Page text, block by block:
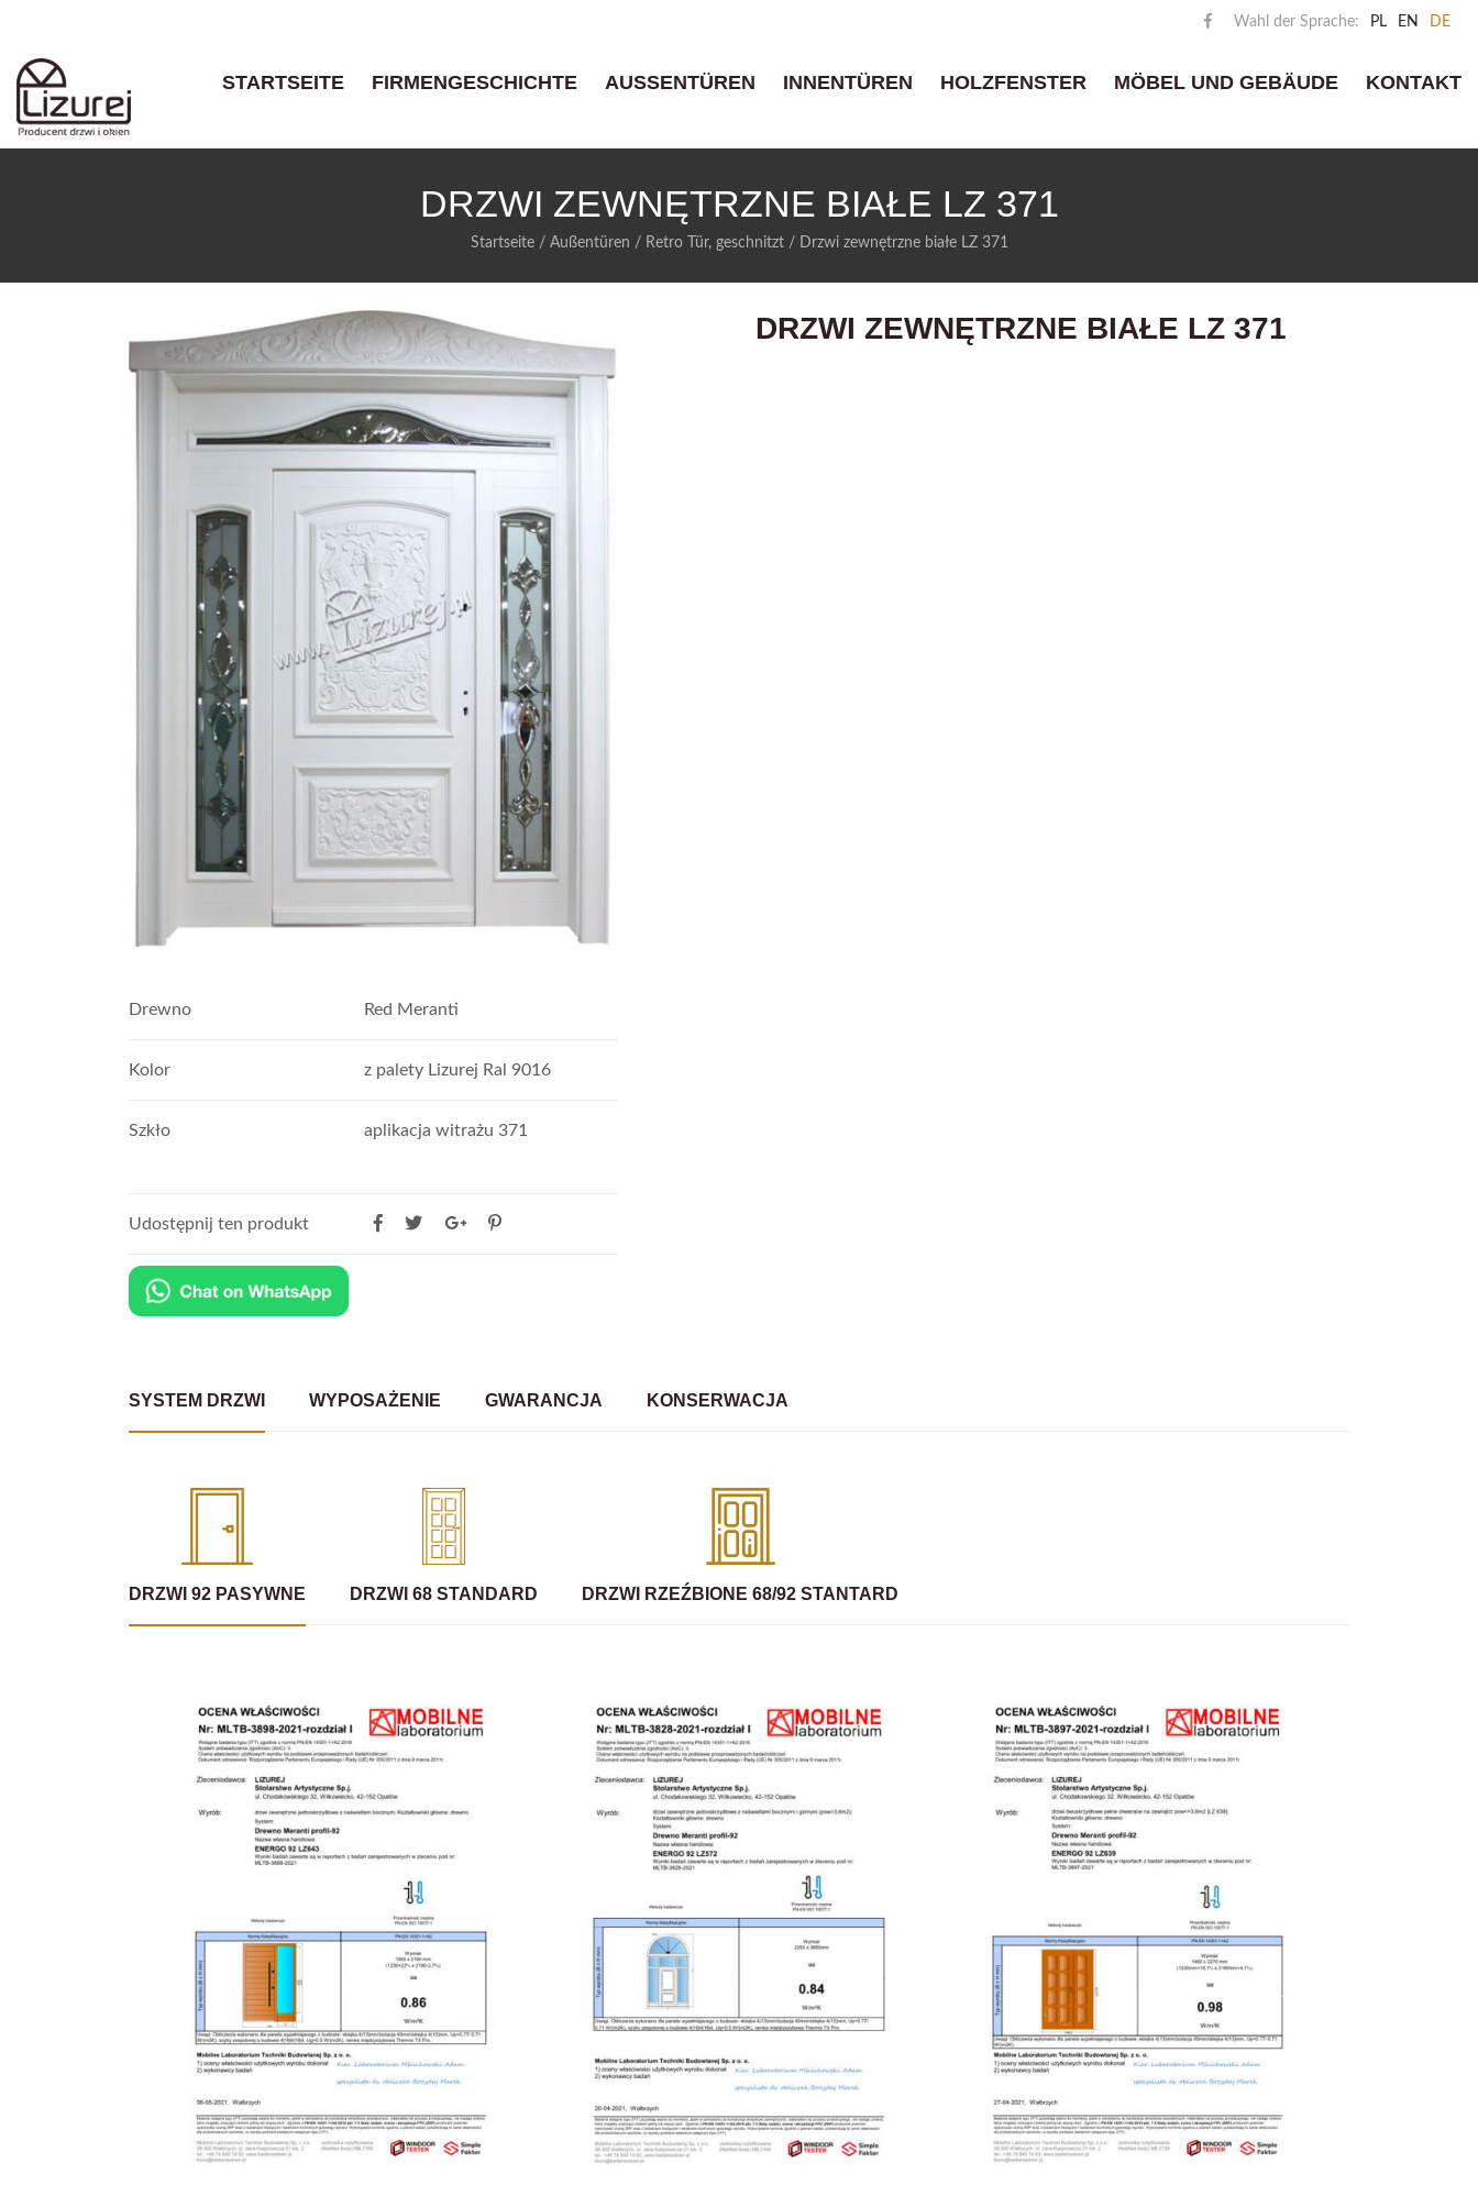
Wahl der Sprache: PL EN DE
STARTSEITE FIRMENGESCHICHTE AUSSENTÜREN INNENTÜREN HOLZFENSTER MÖBEL UND GEBÄUDE KONTAKT
DRZWI ZEWNĘTRZNE BIAŁE LZ 371
Startseite/ Außentüren / Retro Tür, geschnitzt/ Drzwi zewnętrzne białe LZ 371
Drewno Red Meranti
Kolor z palety Lizurej Ral 9016
Szkło aplikacja witrażu 371
Udostępnij ten produkt
DRZWI ZEWNĘTRZNE BIAŁE LZ 371
SYSTEM DRZWI WYPOSAŻENIE GWARANCJA KONSERWACJA
DRZWI 92 PASYWNE DRZWI 68 STANDARD DRZWI RZEŹBIONE 68/92 STANTARD